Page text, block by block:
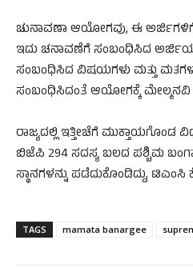
ಚುನಾವಣಾ ಆಯೋಗವು, ಈ ಅರ್ಜಿಗಳಿಗೆ
ಇದು ಚನಾವಣೆಗೆ ಸಂಬಂಧಿಸಿದ
ಸಂಬಂಧಿಸಿದ ವಿಷಯಗಳು ಮತ್ತು
ಸಂಬಂಧಿಸಿದಂತೆ ಆಯೋಗಕ್ಕೆ ಮೇಲ್ಮನವಿ
ರಾಜ್ಯದಲ್ಲಿ ಇತ್ತೀಚೆಗೆ ಮುಕ್ತಾಯಗೊಂಡ
ಬಿಜೆಪಿ 294 ಸದಸ್ಯ ಬಲದ ಪಶ್ಚಿಮ
ಸ್ಥಾನಗಳನ್ನು ಪಡೆದುಕೊಂಡಿದ್ದು, ಟಿಎಂಸಿ
TAGS mamata banargee